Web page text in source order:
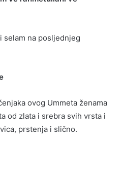
selam na posljednjeg
ovog Ummeta ženama
od zlata i srebra svih vrsta i
prstenja i slično.